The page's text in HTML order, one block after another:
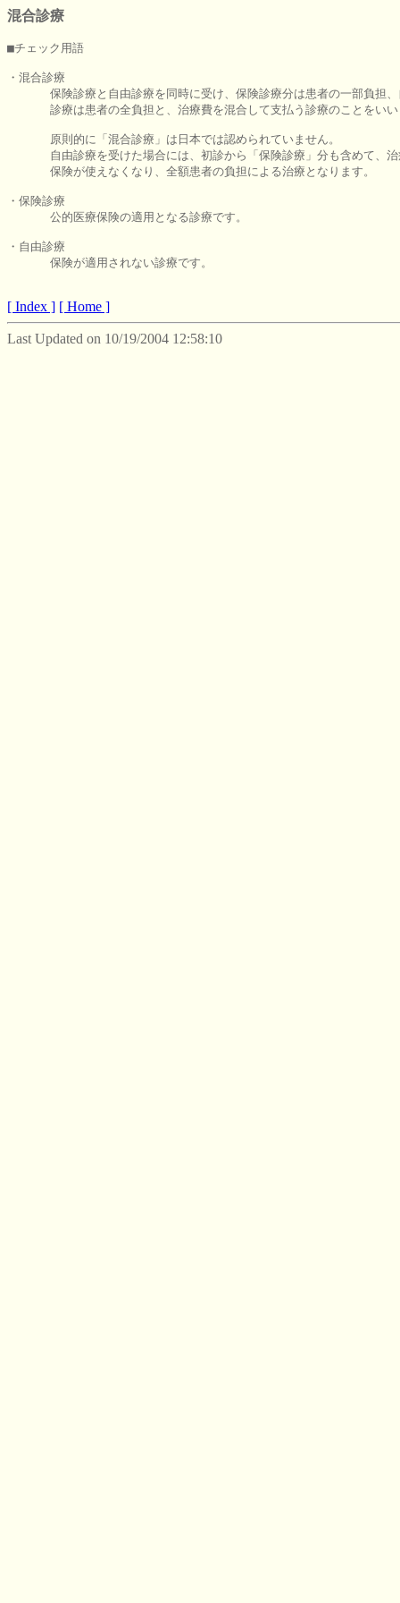
混合診療
■チェック用語
・混合診療
保険診療と自由診療を同時に受け、保険診療分は患者の一部負担、
診療は患者の全負担と、治療費を混合して支払う診療のことをい
      原則的に「混合診療」は日本では認められていません。
自由診療を受けた場合には、初診から「保険診療」分も含めて、
      保険が使えなくなり、全額患者の負担による治療となります。
・保険診療
公的医療保険の適用となる診療です。
・自由診療
保険が適用されない診療です。
[ Index ] [ Home ]
Last Updated on 10/19/2004 12:58:10